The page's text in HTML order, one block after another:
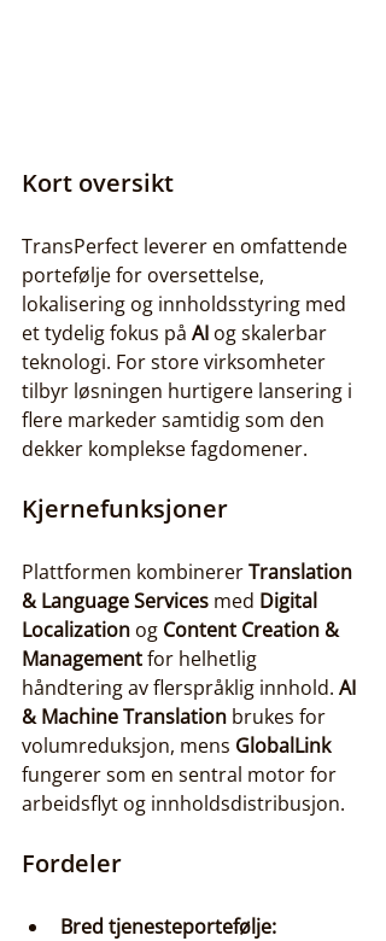
Kort oversikt
TransPerfect leverer en omfattende
portefølje for oversettelse,
lokalisering og innholdsstyring med
et tydelig fokus på AI og skalerbar
teknologi. For store virksomheter
tilbyr løsningen hurtigere lansering i
flere markeder samtidig som den
dekker komplekse fagdomener.
Kjernefunksjoner
Plattformen kombinerer Translation
& Language Services med Digital
Localization og Content Creation &
Management for helhetlig
håndtering av flerspråklig innhold. AI
& Machine Translation brukes for
volumreduksjon, mens GlobalLink
fungerer som en sentral motor for
arbeidsflyt og innholdsdistribusjon.
Fordeler
Bred tjenesteportefølje: